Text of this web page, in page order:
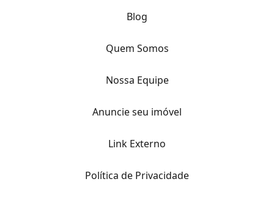
Blog
Quem Somos
Nossa Equipe
Anuncie seu imóvel
Link Externo
Política de Privacidade